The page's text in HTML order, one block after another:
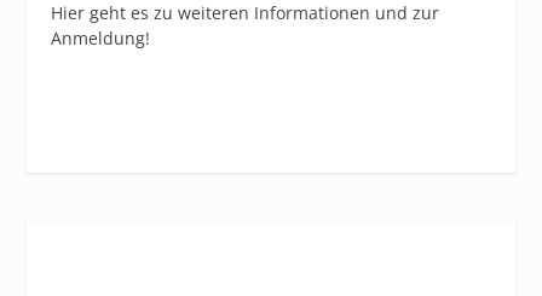
Hier geht es zu weiteren Informationen und zur
Anmeldung!